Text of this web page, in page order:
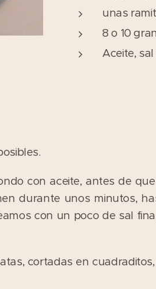
unas
8 o 10
Aceite,
con aceite, antes de
durante unos minutos,
con un poco de sal
cortadas en